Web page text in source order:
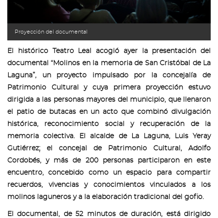
Proyección del documental
El histórico Teatro Leal acogió ayer la presentación del
documental “Molinos en la memoria de San Cristóbal de La
Laguna”, un proyecto impulsado por la concejalía de
Patrimonio Cultural y cuya primera proyección estuvo
dirigida a las personas mayores del municipio, que llenaron
el patio de butacas en un acto que combinó divulgación
histórica, reconocimiento social y recuperación de la
memoria colectiva. El alcalde de La Laguna, Luis Yeray
Gutiérrez; el concejal de Patrimonio Cultural, Adolfo
Cordobés, y más de 200 personas participaron en este
encuentro, concebido como un espacio para compartir
recuerdos, vivencias y conocimientos vinculados a los
molinos laguneros y a la elaboración tradicional del gofio.
El documental, de 52 minutos de duración, está dirigido